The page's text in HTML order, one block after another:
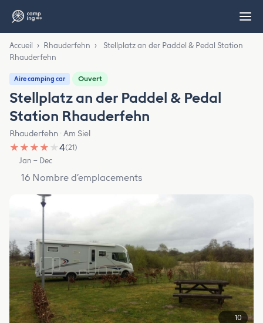
Accueil › Rhauderfehn ›
Stellplatz an der Paddel & Pedal Station
Rhauderfehn
Aire camping car Ouvert
Stellplatz an der Paddel & Pedal
Station Rhauderfehn
Rhauderfehn · Am Siel
★ ★ ★ ★ ★4(21)
Jan – Dec
16 Nombre d’emplacements
10